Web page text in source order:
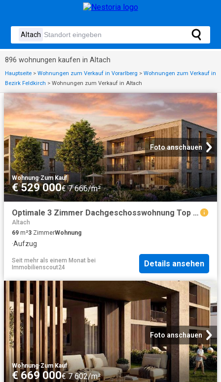
896 wohnungen kaufen in Altach
Hauptseite > Wohnungen zum Verkauf in Vorarlberg > Wohnungen zum Verkauf in
Bezirk Feldkirch > Wohnungen zum Verkauf in Altach
Foto anschauen
Wohnung·Zum Kauf
€ 529 000€ 7 666/m²
Optimale 3 Zimmer Dachgeschosswohnung Top A08
Altach
69 m²3 ZimmerWohnung
·Aufzug
Seit mehr als einem Monat bei
Immobilienscout24
Details ansehen
Foto anschauen
Wohnung·Zum Kauf
€ 669 000€ 7 602/m²